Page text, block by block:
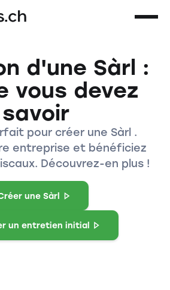
d'une Sàrl :
vous devez
savoir
pour créer une Sàrl .
entreprise et bénéficiez
Découvrez-en plus !
une Sàrl
un entretien initial